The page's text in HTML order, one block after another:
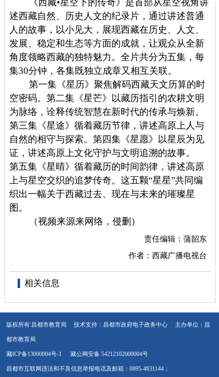
《西藏•星空下的传奇》是首部从星空视角讲
述西藏自然、历史人文的纪录片，通过讲述普通
人的故事，以小见大，展现西藏在历史、人文、
发展、稳定和生态等方面的成就，让观众从全新
角度领略西藏的独特魅力。全片共分为五集，每
集30分钟，各集既独立成章又相互关联。
第一集《星历》聚焦解码西藏天文历算的时
空密码。第二集《星芒》以藏历指引的农耕文明
为脉络，诠释传统智慧在新时代的传承与焕新。
第三集《星途》循着藏历节律，讲述高原上人与
自然的相守与探索。第四集《星愿》以星辰为见
证，讲述高原上文化守护与文明追溯的故事。
第五集《星晴》循着藏历的时间韵律，讲述高原
上与星空交织的追梦传奇。这五颗“星星”共同编
织出一幅关于西藏过去、现在与未来的璀璨星
图。
（视频来源来网络，侵删）
责任编辑：蒲韶东
作者：西藏广播电视台
相关信息
版权所有:昌都市教育局 技术支持：昌都市政府电子政务中心 主办单位：昌
都市教育局
藏ICP备13000004号-1 藏公网安备 54212102000004号
昌都市互联网违法和不良信息举报电话及邮箱：0895-4831144；